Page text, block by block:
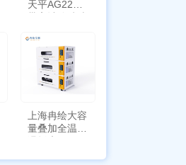
天平AG2255
上海冉绘大容
量叠加全温恒